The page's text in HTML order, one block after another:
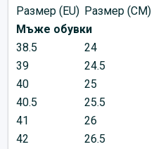
Размер (EU) Размер (CM)
Мъже обувки
38.5
24
39
24.5
40
25
40.5
25.5
41
26
42
26.5